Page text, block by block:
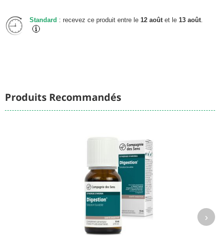
Standard : recevez ce produit entre le 12 août et le 13 août
Produits Recommandés
›